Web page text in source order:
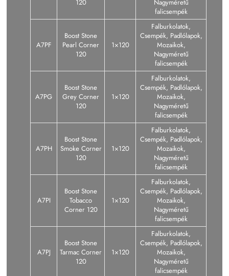
120
Nagyméretű
falicsempék
A7PF
Boost Stone
Pearl Corner
120
1×120
Falburkolatok,
Csempék, Padlólapok,
Mozaikok,
Nagyméretű
falicsempék
A7PG
Boost Stone
Grey Corner
120
1×120
Falburkolatok,
Csempék, Padlólapok,
Mozaikok,
Nagyméretű
falicsempék
A7PH
Boost Stone
Smoke Corner
120
1×120
Falburkolatok,
Csempék, Padlólapok,
Mozaikok,
Nagyméretű
falicsempék
A7PI
Boost Stone
Tobacco
Corner 120
1×120
Falburkolatok,
Csempék, Padlólapok,
Mozaikok,
Nagyméretű
falicsempék
A7PJ
Boost Stone
Tarmac Corner
120
1×120
Falburkolatok,
Csempék, Padlólapok,
Mozaikok,
Nagyméretű
falicsempék